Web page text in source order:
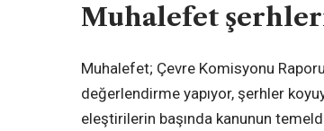
Muhalefet
Muhalefet; Çevre Komisyonu
değerlendirme yapıyor, şerhler
eleştirilerin başında kanunun